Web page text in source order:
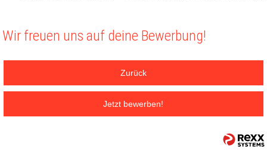
Wir freuen uns auf deine Bewerbung!
Zurück
Jetzt bewerben!